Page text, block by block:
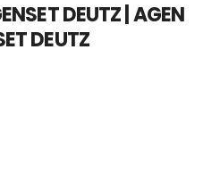
DEUTZ | AGEN
DEUTZ